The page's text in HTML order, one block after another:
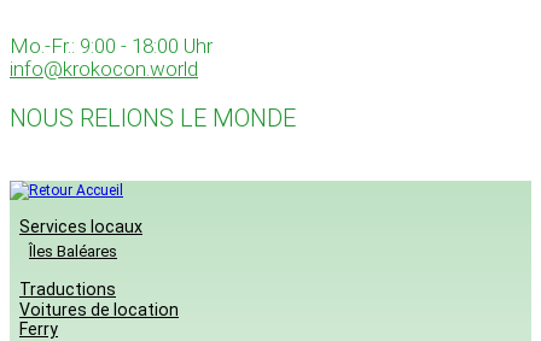
to
content
Mo.-Fr.: 9:00 - 18:00 Uhr
info@krokocon.world
NOUS RELIONS LE MONDE
Services locaux
Îles Baléares
Traductions
Voitures de location
Ferry